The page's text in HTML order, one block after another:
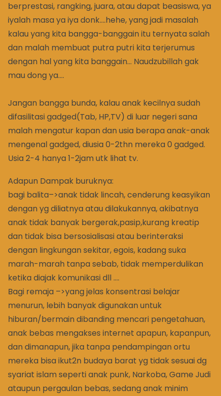
berprestasi, rangking, juara, atau dapat beasiswa, ya
iyalah masa ya iya donk….hehe, yang jadi masalah
kalau yang kita bangga-banggain itu ternyata salah
dan malah membuat putra putri kita terjerumus
dengan hal yang kita banggain… Naudzubillah gak
mau dong ya….
Jangan bangga bunda, kalau anak kecilnya sudah
difasilitasi gadged(Tab, HP,TV) di luar negeri sana
malah mengatur kapan dan usia berapa anak-anak
mengenal gadged, diusia 0-2thn mereka 0 gadged.
Usia 2-4 hanya 1-2jam utk lihat tv.
Adapun Dampak buruknya:
bagi balita–>anak tidak lincah, cenderung keasyikan
dengan yg diliatnya atau dilakukannya, akibatnya
anak tidak banyak bergerak,pasip,kurang kreatip
dan tidak bisa bersosialisasi atau berinteraksi
dengan lingkungan sekitar, egois, kadang suka
marah-marah tanpa sebab, tidak memperdulikan
ketika diajak komunikasi dll ….
Bagi remaja –>yang jelas konsentrasi belajar
menurun, lebih banyak digunakan untuk
hiburan/bermain dibanding mencari pengetahuan,
anak bebas mengakses internet apapun, kapanpun,
dan dimanapun, jika tanpa pendampingan ortu
mereka bisa ikut2n budaya barat yg tidak sesuai dg
syariat islam seperti anak punk, Narkoba, Game Judi
ataupun pergaulan bebas, sedang anak minim